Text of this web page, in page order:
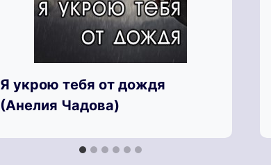
Я укрою тебя от дождя
(Анелия Чадова)